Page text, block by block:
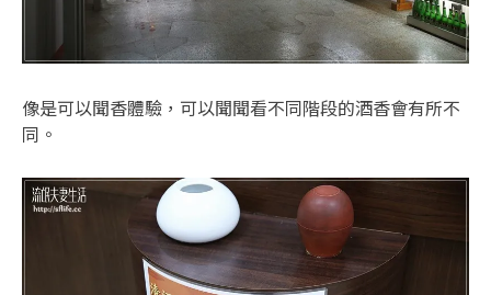
像是可以聞香體驗，可以聞聞看不同階段的酒香會有所不
同。